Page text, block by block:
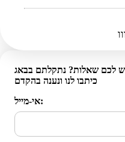
כיתבו לנו ונענה בהקדם
אי-מייל: